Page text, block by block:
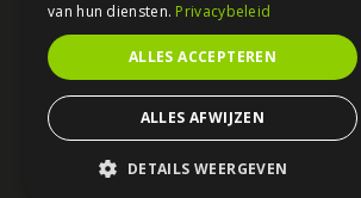
van hun diensten. Privacybeleid
ALLES ACCEPTEREN
ALLES AFWIJZEN
DETAILS WEERGEVEN